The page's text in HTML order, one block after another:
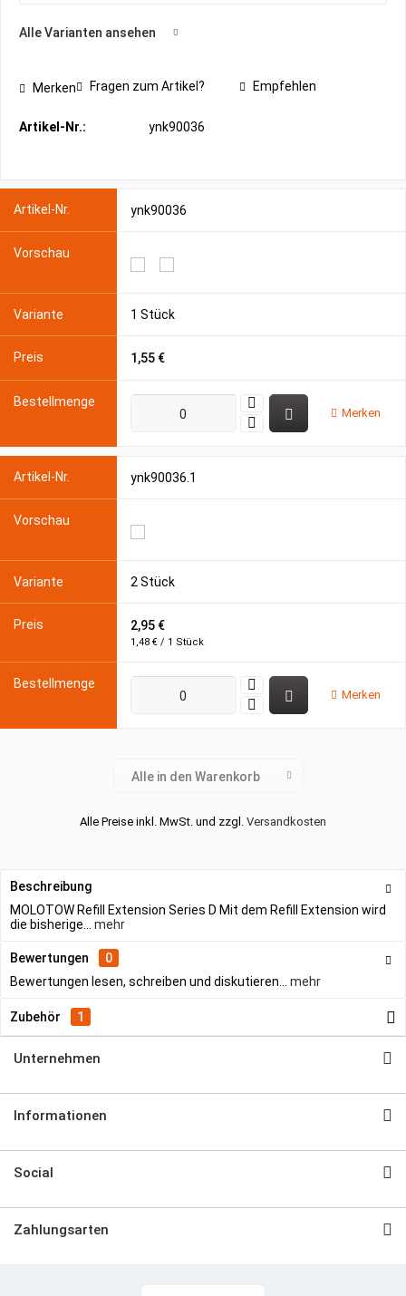
Alle Varianten ansehen
Merken Fragen zum Artikel? Empfehlen
Artikel-Nr.: ynk90036
ynk90036
1 Stück
1,55 €
Merken
ynk90036.1
2 Stück
2,95 €
1,48 € / 1 Stück
Merken
Alle Preise inkl. MwSt. und zzgl. Versandkosten
Alle in den Warenkorb
Beschreibung
MOLOTOW Refill Extension Series D Mit dem Refill Extension wird
die bisherige...
mehr
Bewertungen
0
Bewertungen lesen, schreiben und diskutieren...
mehr
Zubehör 1
Unternehmen
Informationen
Social
Zahlungsarten